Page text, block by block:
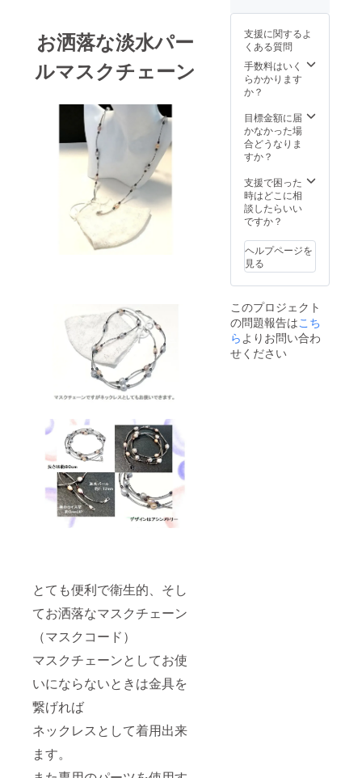
お洒落な淡水パー
ルマスクチェーン
とても便利で衛生的、そし
てお洒落なマスクチェーン
（マスクコード）
マスクチェーンとしてお使
いにならないときは金具を
繋げれば
ネックレスとして着用出来
ます。
支援に関するよ
くある質問
手数料はいく
らかかります
か？
目標金額に届
かなかった場
合どうなりま
すか？
支援で困った
時はどこに相
談したらいい
ですか？
ヘルプページを
見る
このプロジェクト
の問題報告はこち
らよりお問い合わ
せください